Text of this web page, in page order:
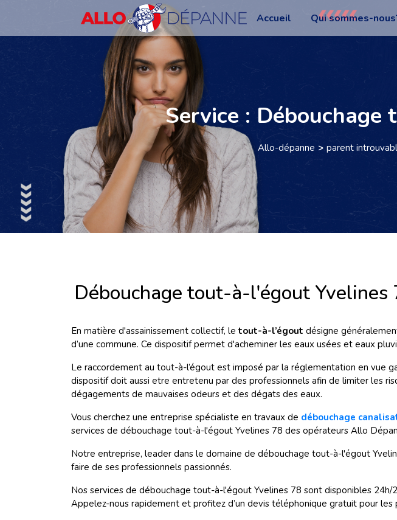
Accueil Qui sommes-
Service :
Allo-dépanne parent
Débouchage tout-à-l'égout Yvelines
En matière d'assainissement collectif, le tout-à-l’égout désigne
d’une commune. Ce dispositif permet d'acheminer les eaux usées et eaux
Le raccordement au tout-à-l’égout est imposé par la réglementation en vue
dispositif doit aussi etre entretenu par des professionnels afin de limiter les
dégagements de mauvaises odeurs et des dégats des eaux.
Vous cherchez une entreprise spécialiste en travaux de débouchage
services de débouchage tout-à-l'égout Yvelines 78 des opérateurs Allo
Notre entreprise, leader dans le domaine de débouchage tout-à-l'égout
faire de ses professionnels passionnés.
Nos services de débouchage tout-à-l'égout Yvelines 78 sont disponibles 24h/
Appelez-nous rapidement et profitez d’un devis téléphonique gratuit pour